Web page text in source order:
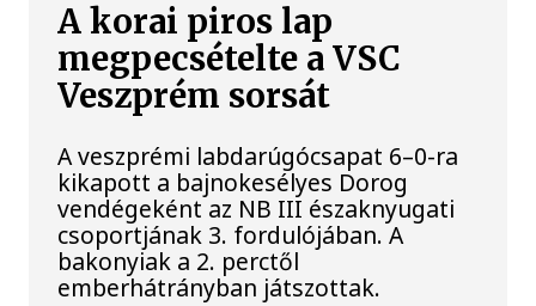
A korai piros lap
megpecsételte a VSC
Veszprém sorsát
A veszprémi labdarúgócsapat 6–0-ra
kikapott a bajnokesélyes Dorog
vendégeként az NB III északnyugati
csoportjának 3. fordulójában. A
bakonyiak a 2. perctől
emberhátrányban játszottak.